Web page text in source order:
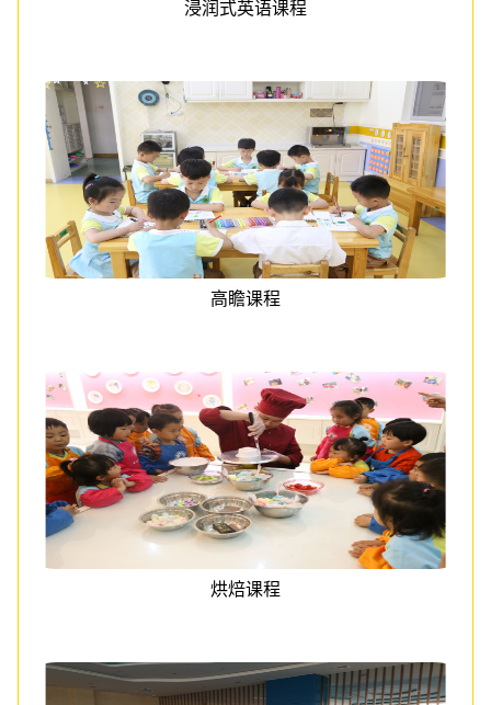
浸润式英语课程
高瞻课程
烘焙课程